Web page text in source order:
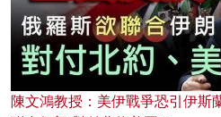
陳文鴻教授：美伊戰爭恐引伊斯